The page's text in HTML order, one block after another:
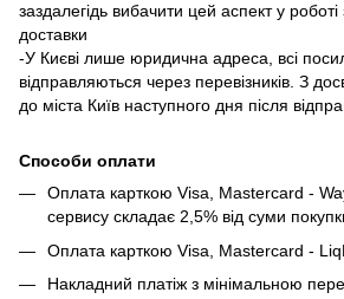
заздалегідь вибачити цей аспект у
доставки
-У Києві лише юридична адреса, всі
відправляються через перевізників. З
до міста Київ наступного дня після
Способи оплати
Оплата карткою Visa, Mastercard -
сервису складає 2,5% від суми
Оплата карткою Visa, Mastercard -
Накладний платіж з мінімальною